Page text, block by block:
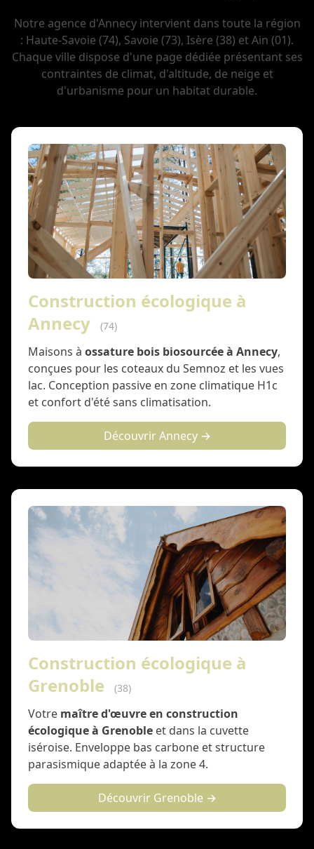
Notre agence d'Annecy intervient dans toute la région
: Haute-Savoie (74), Savoie (73), Isère (38) et Ain (01).
Chaque ville dispose d'une page dédiée présentant ses
contraintes de climat, d'altitude, de neige et
d'urbanisme pour un habitat durable.
Construction écologique à
Annecy
(74)
Maisons à ossature bois biosourcée à Annecy,
conçues pour les coteaux du Semnoz et les vues
lac. Conception passive en zone climatique H1c
et confort d'été sans climatisation.
Découvrir Annecy →
Construction écologique à
Grenoble
(38)
Votre maître d'œuvre en construction
écologique à Grenoble et dans la cuvette
iséroise. Enveloppe bas carbone et structure
parasismique adaptée à la zone 4.
Découvrir Grenoble →